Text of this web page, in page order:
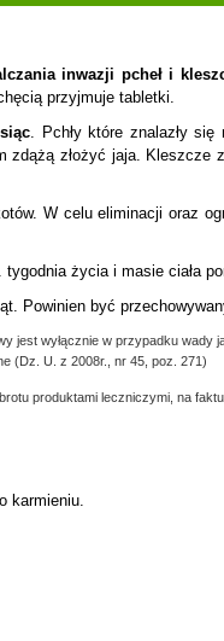
inwazji pcheł i
przyjmuje tabletki.
. Pchły które znalazły
złożyć jaja. Kleszcze
W celu eliminacji oraz
życia i masie ciała
Powinien być
jest wyłącznie w przypadku wady
(Dz. U. z 2008r., nr 45, poz. 271)
produktami leczniczymi, na
karmieniu.